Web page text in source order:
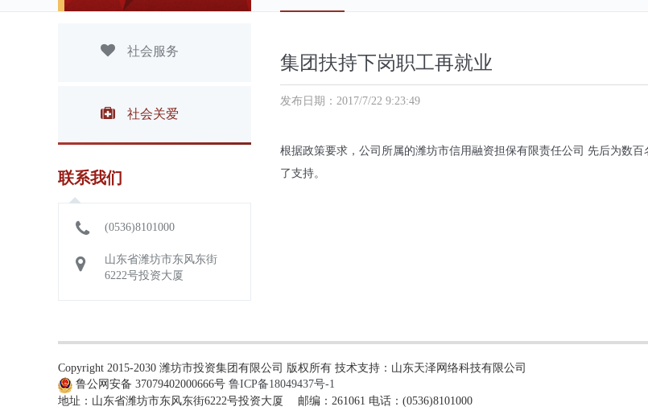
集团扶持下岗职工再就业
发布日期：2017/7/22 9:23:49
根据政策要求，公司所属的潍坊市信用融资担保有限责任公司 先后为数
了支持。
社会服务
社会关爱
联系我们
(0536)8101000
山东省潍坊市东风东街
6222号投资大厦
Copyright 2015-2030 潍坊市投资集团有限公司 版权所有 技术支持：山东天泽网络科技有限公司
鲁公网安备 37079402000666号 鲁ICP备18049437号-1
地址：山东省潍坊市东风东街6222号投资大厦 邮编：261061 电话：(0536)8101000